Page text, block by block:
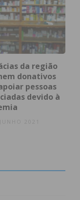
do
e-mail e
da região
donativos
pessoas
devido à